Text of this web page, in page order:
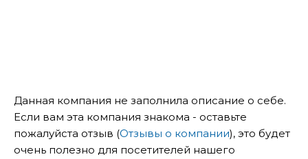
Данная компания не заполнила описание о себе.
Если вам эта компания знакома - оставьте
пожалуйста отзыв (Отзывы о компании), это будет
очень полезно для посетителей нашего